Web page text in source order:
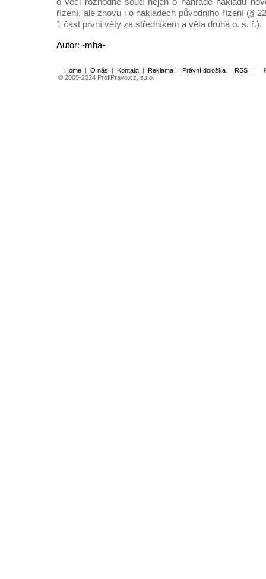
řízení, ale znovu i o nákladech původního řízení (§
1 část první věty za středníkem a věta druhá o. s. ř.).
Autor: -mha-
Home | O nás | Kontakt | Reklama | Právní doložka | RSS |
© 2005-2024 ProfiPravo.cz, s.r.o.